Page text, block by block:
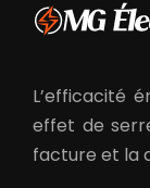
L’efficacité
effet de
facture et la